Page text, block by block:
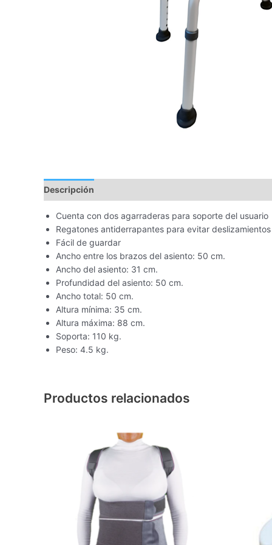
Descripción
Cuenta con dos agarraderas para soporte del usuario
Regatones antiderrapantes para evitar deslizamientos
Fácil de guardar
Ancho entre los brazos del asiento: 50 cm.
Ancho del asiento: 31 cm.
Profundidad del asiento: 50 cm.
Ancho total: 50 cm.
Altura mínima: 35 cm.
Altura máxima: 88 cm.
Soporta: 110 kg.
Peso: 4.5 kg.
Productos relacionados
tiene
múltiples
variantes.
Las
opciones
se
pueden
elegir